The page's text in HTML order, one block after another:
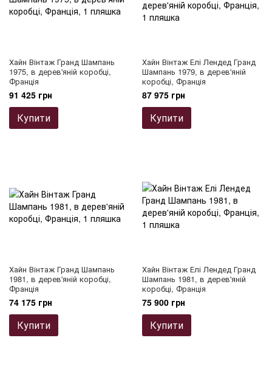
Хайн Вінтаж Гранд Шампань
1975, в дерев'яній коробці,
Франція
91 425 грн
Купити
Хайн Вінтаж Елі Лендед Гранд
Шампань 1979, в дерев'яній
коробці, Франція
87 975 грн
Купити
Хайн Вінтаж Гранд Шампань
1981, в дерев'яній коробці,
Франція
74 175 грн
Купити
Хайн Вінтаж Елі Лендед Гранд
Шампань 1981, в дерев'яній
коробці, Франція
75 900 грн
Купити